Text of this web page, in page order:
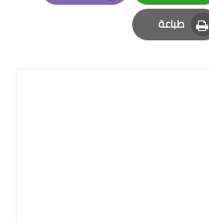
Whatsapp
Email
طباعة
Print